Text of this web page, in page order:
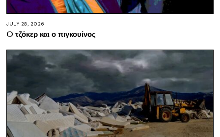
JULY 28, 2026
O τζόκερ και ο πιγκουίνος